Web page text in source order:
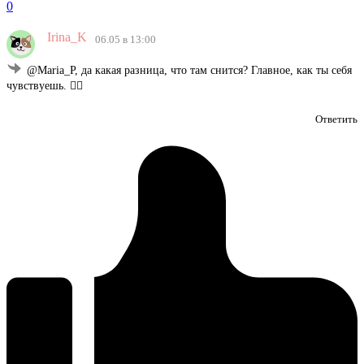
0
Irina_K 06.05 в 13:00
@Maria_P, да какая разница, что там снится? Главное, как ты себя
чувствуешь. 🤷‍♀️
Ответить